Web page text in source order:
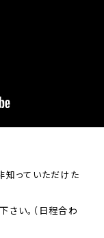
知っていただけた
さい。（日程合わ